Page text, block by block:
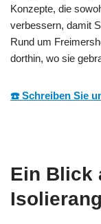
Konzepte, die
verbessern, damit
Rund um
dorthin, wo sie
☎️ Schreiben Sie
Ein Blick